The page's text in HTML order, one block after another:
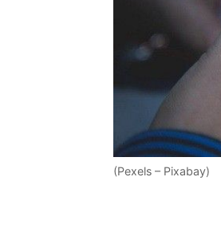
(Pexels – Pixabay)